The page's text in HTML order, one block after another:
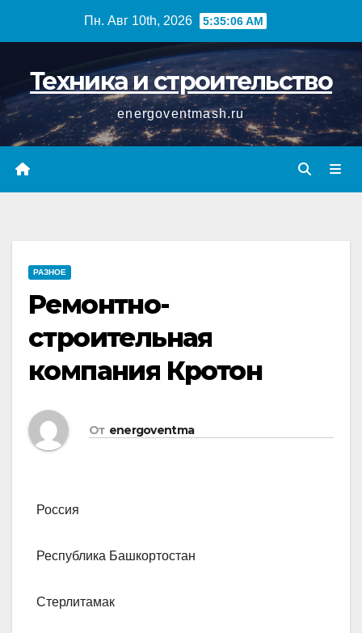
Пн. Авг 10th, 2026 5:35:06 AM
Техника и строительство
energoventmash.ru
РАЗНОЕ
Ремонтно-
строительная
компания Кротон
От energoventma
Россия
Республика Башкортостан
Стерлитамак